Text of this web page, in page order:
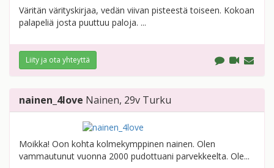
Väritän värityskirjaa, vedän viivan pisteestä toiseen. Kokoan
palapeliä josta puuttuu paloja. ...
Liity ja ota yhteyttä
nainen_4love Nainen, 29v Turku
Moikka! Oon kohta kolmekymppinen nainen. Olen
vammautunut vuonna 2000 pudottuani parvekkeelta. Ole...